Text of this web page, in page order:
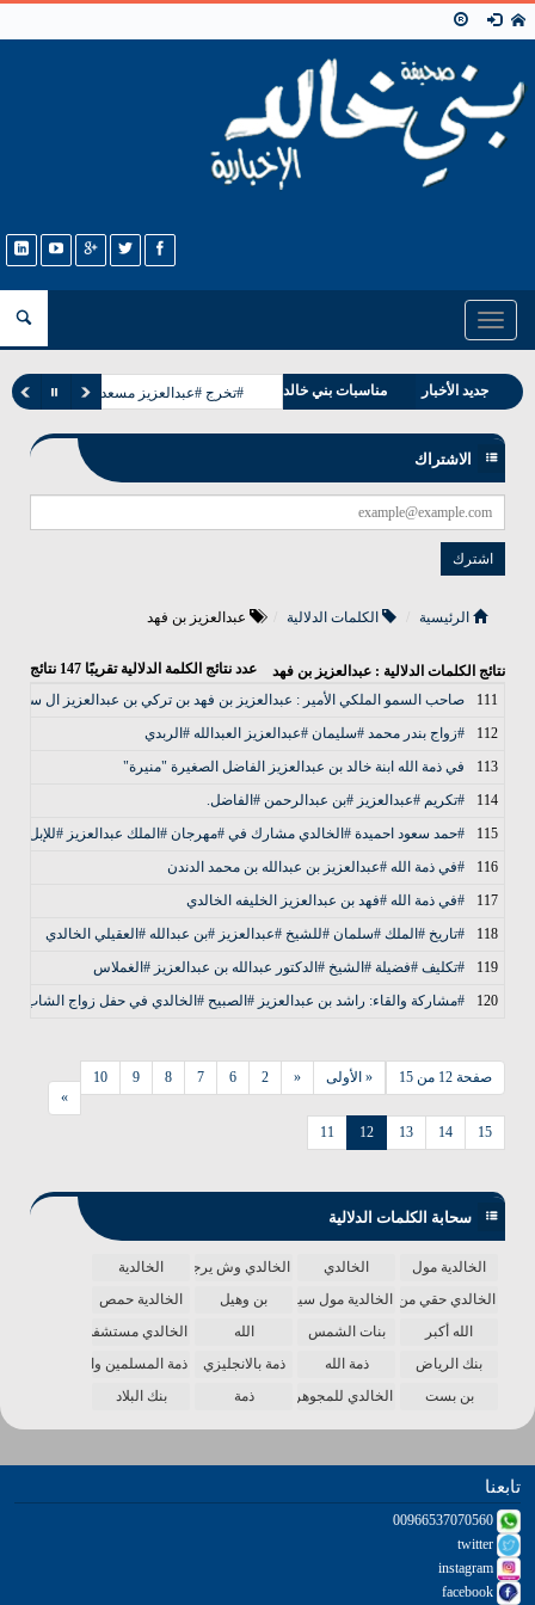
Toggle
navigation
جديد الأخبار مناسبات بني خالد #تخرج #عبدالعزيز مسعد البشيت
الاشتراك
الرئيسية الكلمات الدلالية عبدالعزيز بن فهد
نتائج الكلمات الدلالية : عبدالعزيز بن فهد عدد نتائج الكلمة الدلالية تقريبًا 147 نتائج
111
صاحب السمو الملكي الأمير : عبدالعزيز بن فهد بن تركي بن عبدالعزيز ال سعود
112
#زواج بندر محمد #سليمان #عبدالعزيز العبدالله #الربدي
113
في ذمة الله ‏ابنة خالد بن عبدالعزيز الفاضل الصغيرة "منيرة"
114
#تكريم #عبدالعزيز #بن عبدالرحمن #الفاضل.
115
#حمد سعود احميدة #الخالدي مشارك في #مهرجان #الملك عبدالعزيز #للإبل
116
#في ذمة الله #عبدالعزيز بن عبدالله بن محمد الدندن
117
#في ذمة الله #فهد بن عبدالعزيز الخليفه الخالدي
118
#تاريخ #الملك #سلمان #للشيخ #عبدالعزيز #بن عبدالله #العقيلي الخالدي
119
#تكليف #فضيلة #الشيخ #الدكتور عبدالله بن عبدالعزيز #الغملاس
120
#مشاركة والقاء: راشد بن عبدالعزيز #الصبيح #الخالدي في حفل زواج الشاب
صفحة 12 من 15 « الأولى «
2
6
7
8
9
10
11 12 13 14 15
»
سحابة الكلمات الدلالية
الخالدية مول الخالدي الخالدي وش يرجع
الخالدية
الخالدي حقي من الدنياالخالدية مول سينما بن وهيل
الخالدية حمص
الله أكبر
بنات الشمس الله
الخالدي مستشفى
بنك الرياض
ذمة الله ذمة بالانجليزي
ذمة المسلمين واحدة
بن بست
الخالدي للمجوهرات ذمة بنك البلاد
تابعنا